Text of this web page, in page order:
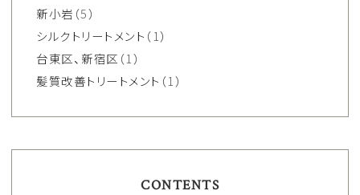
新小岩 （5）
シルクトリートメント （1）
台東区、新宿区 （1）
髪質改善トリートメント （1）
CONTENTS